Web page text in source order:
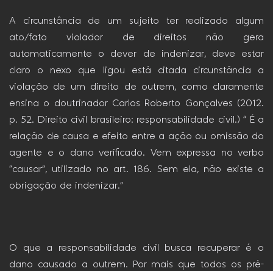
A circunstância de um sujeito ter realizado algum
ato/fato violador de direitos não gera
automaticamente o dever de indenizar, deve estar
claro o nexo que ligou está citada circunstância a
violação de um direito de outrem, como claramente
ensina o doutrinador Carlos Roberto Gonçalves (2012.
p. 52. Direito civil brasileiro: responsabilidade civil.) “ É a
relação de causa e efeito entre a ação ou omissão do
agente e o dano verificado. Vem expressa no verbo
“causar”, utilizado no art. 186. Sem ela, não existe a
obrigação de indenizar.”
O que a responsabilidade civil busca recuperar é o
dano causado a outrem. Por mais que todos os pré-